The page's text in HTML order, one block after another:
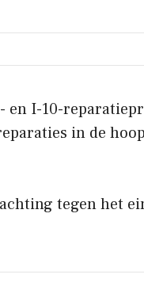
en I-10-
in de
tegen het